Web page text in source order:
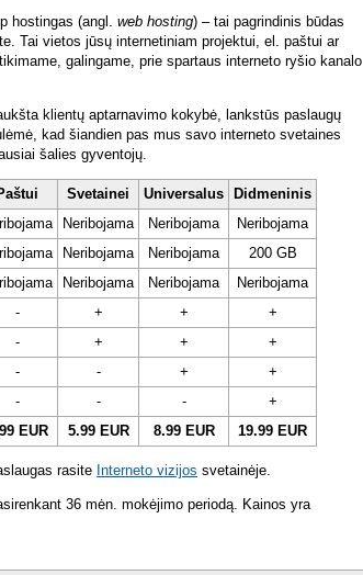
hostingas (angl. web hosting) – tai pagrindinis būdas
Tai vietos jūsų internetiniam projektui, el. paštui ar
galingame, prie spartaus interneto ryšio kanalo
klientų aptarnavimo kokybė, lankstūs paslaugų
kad šiandien pas mus savo interneto svetaines
šalies gyventojų.
Svetainei Universalus
Didmeninis
Neribojama Neribojama
Neribojama
Neribojama Neribojama
200 GB
Neribojama Neribojama
Neribojama
- + +
+
- + +
+
- - +
+
- - -
+
EUR 5.99 EUR 8.99 EUR 19.99 EUR
rasite Interneto vizijos svetainėje.
36 mėn. mokėjimo periodą. Kainos yra